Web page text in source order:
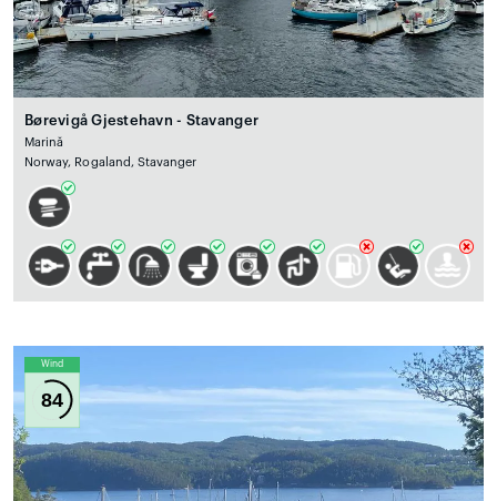
Børevigå Gjestehavn - Stavanger
Marină
Norway, Rogaland, Stavanger
Wind
84